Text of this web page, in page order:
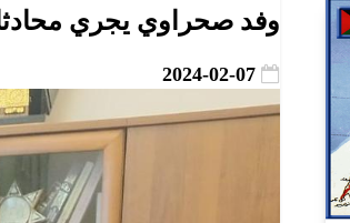
وفد صحراوي يجري
2024-02-07